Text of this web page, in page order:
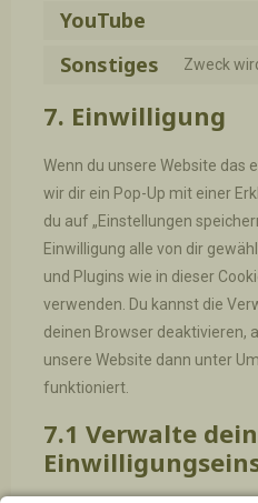
YouTube
Sonstiges Zweck
7. Einwilligung
Wenn du unsere Website das
wir dir ein Pop-Up mit einer
du auf „Einstellungen
Einwilligung alle von dir
und Plugins wie in dieser
verwenden. Du kannst die
deinen Browser deaktivieren,
unsere Website dann unter
funktioniert.
7.1 Verwalte